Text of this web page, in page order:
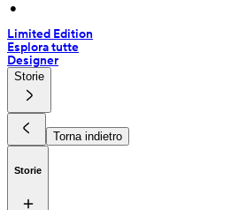
•
Limited Edition
Esplora tutte
Designer
Storie
Torna indietro
Storie